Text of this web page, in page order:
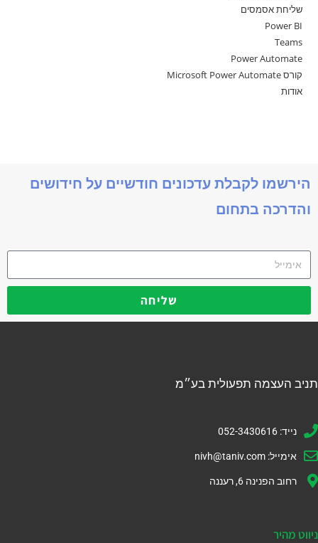
שליחת אסמסים
Power BI
Teams
Power Automate
קורס Microsoft Power Automate
אודות
הירשמו לקבלת עדכונים חודשיים על חידושים
והדרכה בתחום
שליחה
תניב העצמה תפעולית בע״מ
נייד: 052-3430616
אימייל: nivh@taniv.com
רחוב הפנינה 6, רעננה
ניווט מהיר